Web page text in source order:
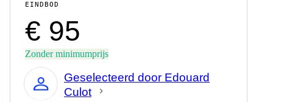
EINDBOD
€ 95
Zonder minimumprijs
Expert
Geselecteerd door Edouard
Culot